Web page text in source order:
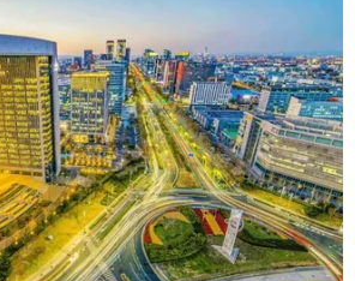
lại thì xe ôtô này đang lưu
trên đường thẳng, tuy nhiên
dừng của một xe khách
ngờ chạy băng qua đường.
lái gấp và có vẻ như đã khiến
đường bên và leo lên vỉa hè.